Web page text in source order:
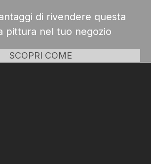
di rivendere questa
pittura nel tuo negozio
SCOPRI COME